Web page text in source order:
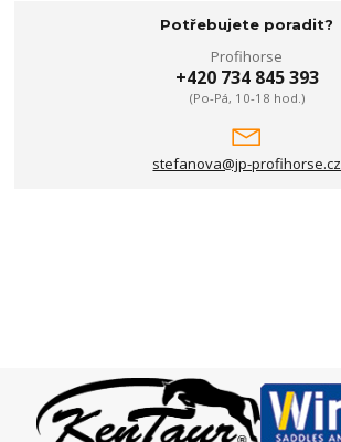
Potřebujete poradit?
Profihorse
+420 734 845 393
(Po-Pá, 10-18 hod.)
stefanova@jp-profihorse.cz